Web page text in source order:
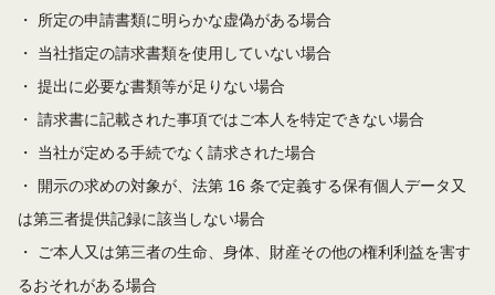
・ 所定の申請書類に明らかな虚偽がある場合
・ 当社指定の請求書類を使用していない場合
・ 提出に必要な書類等が足りない場合
・ 請求書に記載された事項ではご本人を特定できない場合
・ 当社が定める手続でなく請求された場合
・ 開示の求めの対象が、法第 16 条で定義する保有個人データ又
は第三者提供記録に該当しない場合
・ ご本人又は第三者の生命、身体、財産その他の権利利益を害す
るおそれがある場合